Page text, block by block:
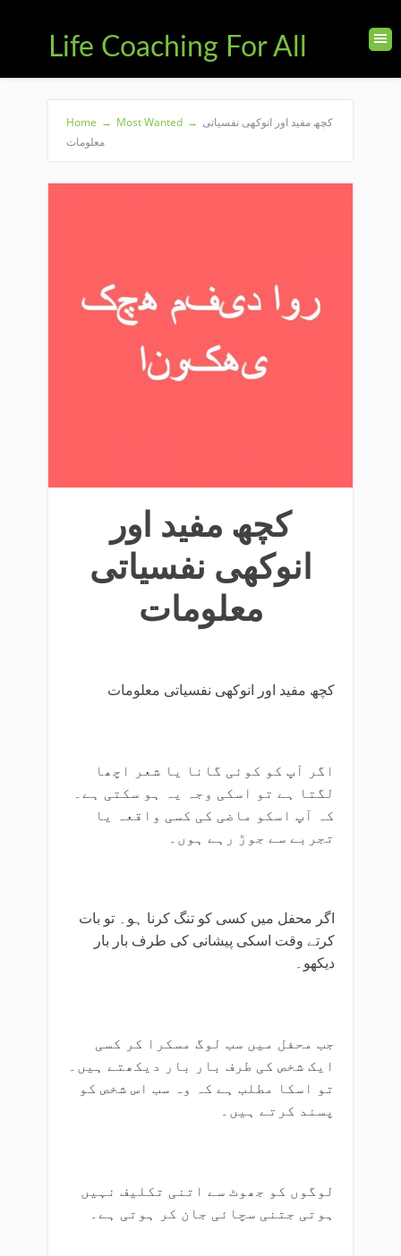
Life Coaching For All
Home → Most Wanted → کچھ مفید اور انوکھی نفسیاتی
معلومات
کچھ مفید اور
انوکھی نفسیاتی
معلومات
کچھ مفید اور انوکھی نفسیاتی معلومات
لگتا ہے تو اسکی وجہ یہ ہو سکتی ہے۔
کہ آپ اسکو ماضی کی کسی واقعہ یا
تجربے سے جوڑ رہے ہوں۔
اگر محفل میں کسی کو تنگ کرنا ہو۔ تو بات
کرتے وقت اسکی پیشانی کی طرف بار بار
دیکھو۔
جب محفل میں سب لوگ مسکرا کر کسی
ایک شخص کی طرف بار بار دیکھتے ہیں۔
تو اسکا مطلب ہے کہ وہ سب اس شخص کو
پسند کرتے ہیں۔
لوگوں کو جھوٹ سے اتنی تکلیف نہیں
ہوتی جتنی سچائی جان کر ہوتی ہے۔